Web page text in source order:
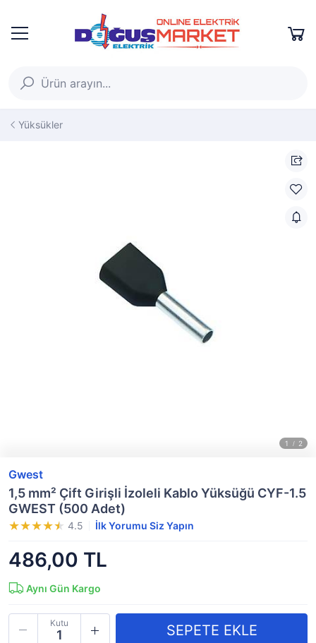
Yüksükler
Gwest
1,5 mm² Çift Girişli İzoleli Kablo Yüksüğü CYF-1.5
GWEST (500 Adet)
4.5 İlk Yorumu Siz Yapın
486,00 TL
Aynı Gün Kargo
Kutu